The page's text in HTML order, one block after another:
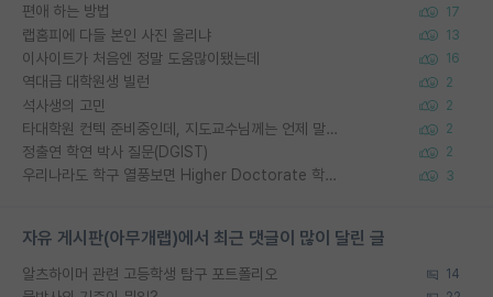
편애 하는 방법 17
랩홈피에 다들 본인 사진 올리냐 13
이사이트가 처음엔 정말 도움많이됐는데 16
역대급 대학원생 빌런 2
석사생의 고민 2
타대학원 컨텍 준비중인데, 지도교수님께는 언제 말씀드려야 할까요? 2
정출연 학연 박사 질문(DGIST) 2
우리나라도 학구 열풍보면 Higher Doctorate 학위가 필요하다고 봅니다. 3
자유 게시판(아무개랩)에서 최근 댓글이 많이 달린 글
알츠하이머 관련 고등학생 탐구 포트폴리오 14